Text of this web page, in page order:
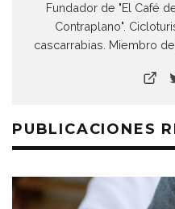
Fundador de "El Café
Contraplano".
cascarrabias. Miembro
PUBLICACIONES